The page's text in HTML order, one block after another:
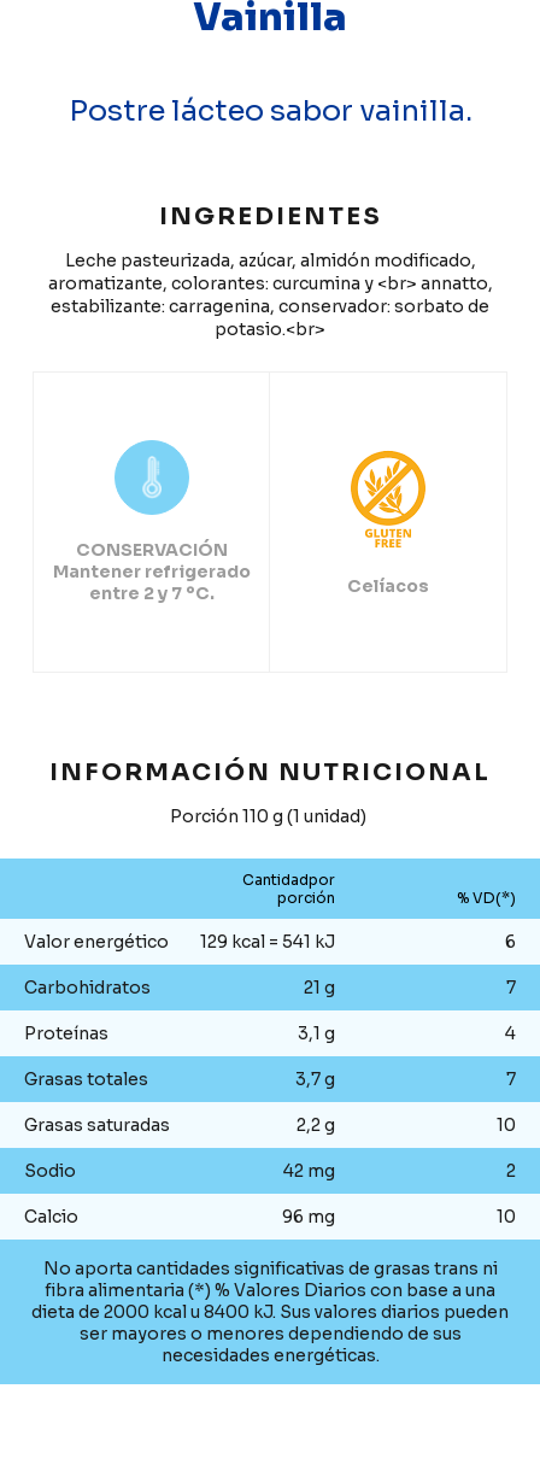
Vainilla
Postre lácteo sabor vainilla.
INGREDIENTES
Leche pasteurizada, azúcar, almidón modificado,
aromatizante, colorantes: curcumina y <br> annatto,
estabilizante: carragenina, conservador: sorbato de
potasio.<br>
CONSERVACIÓN
Mantener refrigerado
entre 2 y 7 ºC.
Celíacos
INFORMACIÓN NUTRICIONAL
Porción 110 g (1 unidad)
Cantidadpor
porción
% VD(*)
Valor energético 129 kcal = 541 kJ 6
Carbohidratos 21 g 7
Proteínas 3,1 g 4
Grasas totales 3,7 g 7
Grasas saturadas 2,2 g 10
Sodio 42 mg 2
Calcio 96 mg 10
No aporta cantidades significativas de grasas trans ni
fibra alimentaria (*) % Valores Diarios con base a una
dieta de 2000 kcal u 8400 kJ. Sus valores diarios pueden
ser mayores o menores dependiendo de sus
necesidades energéticas.